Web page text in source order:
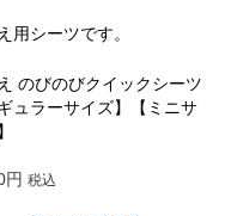
用シーツです。
のびのびクイックシーツ
ギュラーサイズ】【ミニサ
税込